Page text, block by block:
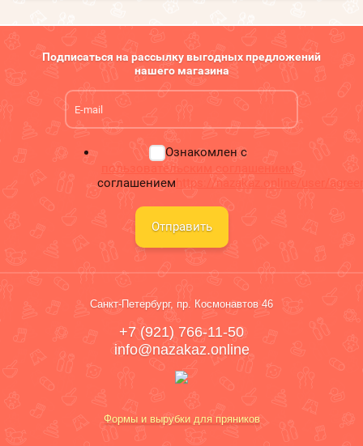
Подписаться на рассылку выгодных предложений
нашего магазина
Ознакомлен с
пользовательским соглашением
соглашением https://nazakaz.online/user/
Отправить
Санкт-Петербург, пр. Космонавтов 46
+7 (921) 766-11-50
info@nazakaz.online
Формы и вырубки для пряников